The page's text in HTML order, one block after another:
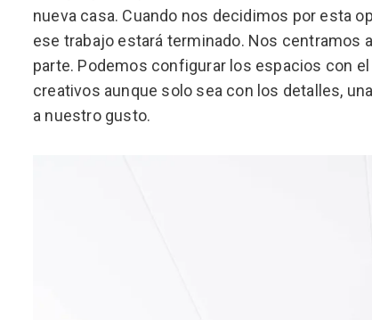
nueva casa. Cuando nos decidimos por esta
ese trabajo estará terminado. Nos centramos
parte. Podemos configurar los espacios con
creativos aunque solo sea con los detalles,
a nuestro gusto.